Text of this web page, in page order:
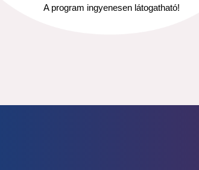
A program ingyenesen látogatható!